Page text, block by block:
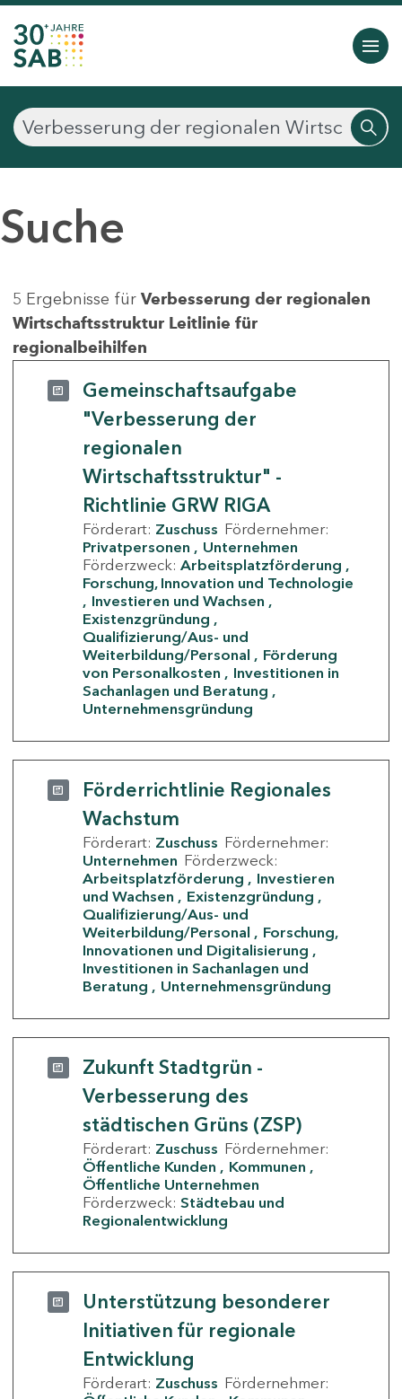
Suche
5 Ergebnisse für Verbesserung der regionalen
Wirtschaftsstruktur Leitlinie für
regionalbeihilfen
Gemeinschaftsaufgabe
"Verbesserung der
regionalen
Wirtschaftsstruktur" -
Richtlinie GRW RIGA
Förderart: Zuschuss Fördernehmer:
Privatpersonen
Unternehmen
Förderzweck: Arbeitsplatzförderung
Forschung, Innovation und Technologie
Investieren und Wachsen
Existenzgründung
Qualifizierung/Aus- und
Weiterbildung/Personal
Förderung
von Personalkosten
Investitionen in
Sachanlagen und Beratung
Unternehmensgründung
Förderrichtlinie Regionales
Wachstum
Förderart: Zuschuss Fördernehmer:
Unternehmen Förderzweck:
Arbeitsplatzförderung
Investieren
und Wachsen
Existenzgründung
Qualifizierung/Aus- und
Weiterbildung/Personal
Forschung,
Innovationen und Digitalisierung
Investitionen in Sachanlagen und
Beratung
Unternehmensgründung
Zukunft Stadtgrün -
Verbesserung des
städtischen Grüns (ZSP)
Förderart: Zuschuss Fördernehmer:
Öffentliche Kunden
Kommunen
Öffentliche Unternehmen
Förderzweck: Städtebau und
Regionalentwicklung
Unterstützung besonderer
Initiativen für regionale
Entwicklung
Förderart: Zuschuss Fördernehmer: